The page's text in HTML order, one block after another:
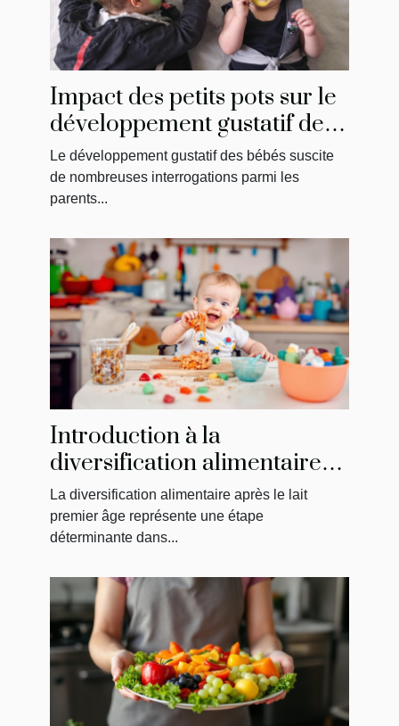
Impact des petits pots sur le
développement gustatif des
bébés
Le développement gustatif des bébés suscite
de nombreuses interrogations parmi les
parents...
Introduction à la
diversification alimentaire
après le lait premier âge
La diversification alimentaire après le lait
premier âge représente une étape
déterminante dans...